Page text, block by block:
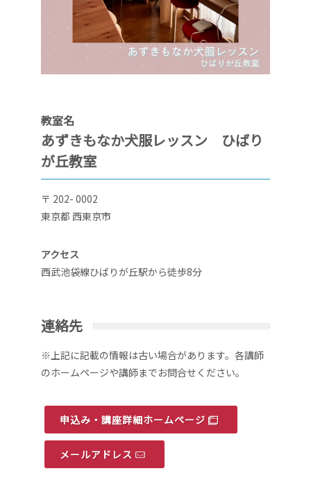
教室名
あずきもなか犬服レッスン ひばり
が丘教室
〒 202- 0002
東京都 西東京市
アクセス
西武池袋線ひばりが丘駅から徒歩8分
連絡先
※上記に記載の情報は古い場合があります。各講師
のホームページや講師までお問合せください。
申込み・講座詳細ホームページ
メールアドレス